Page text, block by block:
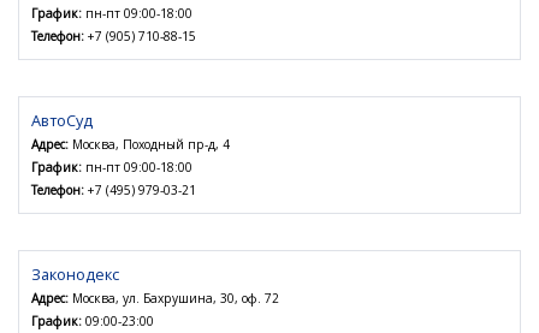
График: пн-пт 09:00-18:00
Телефон: +7 (905) 710-88-15
АвтоСуд
Адрес: Москва, Походный пр-д, 4
График: пн-пт 09:00-18:00
Телефон: +7 (495) 979-03-21
Законодекс
Адрес: Москва, ул. Бахрушина, 30, оф. 72
График: 09:00-23:00